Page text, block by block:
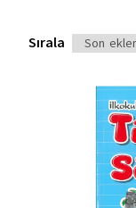
Sırala